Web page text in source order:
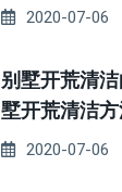
2020-07-06
别墅开荒清
墅开荒清洁
2020-07-06